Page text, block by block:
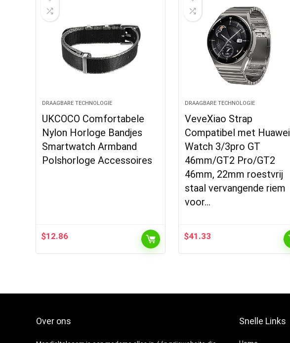
DRAAGBARE TECHNOLOGIE
UKCOCO Comfortabele
Nylon Horloge Bandjes
Smartwatch Armband
Polshorloge Accessoires
$12.86
DRAAGBARE TECHNOLOGIE
VeveXiao Strap
Compatibel met Huawei
Watch 3/3pro GT
46mm/GT2 Pro/GT2
46mm, 22mm roestvrij
staal vervangende riem
voor…
$41.33
Over ons Snelle Links